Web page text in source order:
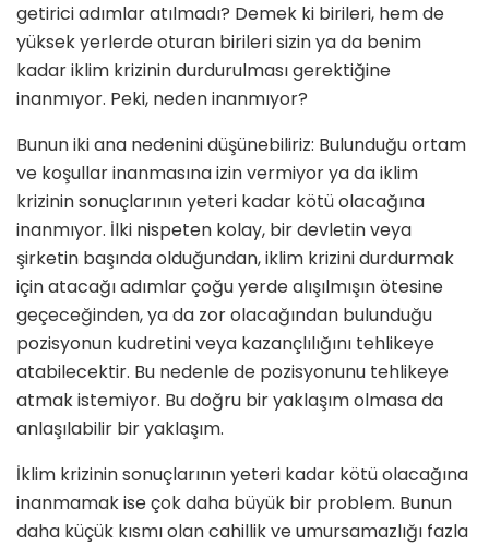
getirici adımlar atılmadı? Demek ki birileri, hem de
yüksek yer­lerde oturan birileri sizin ya da benim
kadar iklim krizinin durdurulması ge­rektiğine
inanmıyor. Peki, neden inan­mıyor?
Bunun iki ana nedenini düşünebiliriz: Bulunduğu ortam
ve koşullar inanma­sına izin vermiyor ya da iklim
krizinin sonuçlarının yeteri kadar kötü olacağı­na
inanmıyor. İlki nispeten kolay, bir devletin veya
şirketin başında olduğundan, iklim krizini durdurmak
için atacağı adımlar çoğu yerde alışılmışın ötesine
geçeceğinden, ya da zor olacağından bulunduğu
pozisyonun kud­retini veya kazançlılığını tehlikeye
ata­bilecektir. Bu nedenle de pozisyonunu tehlikeye
atmak istemiyor. Bu doğru bir yaklaşım olmasa da
anlaşılabilir bir yaklaşım.
İklim krizinin sonuçlarının yeteri ka­dar kötü olacağına
inanmamak ise çok daha büyük bir problem. Bunun
daha küçük kısmı olan cahillik ve umursa­mazlığı fazla